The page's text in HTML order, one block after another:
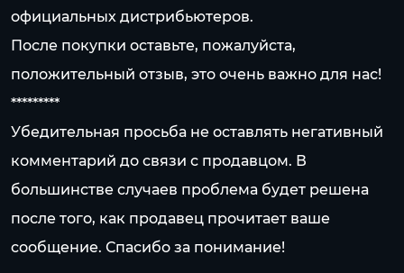
официальных дистрибьютеров.
После покупки оставьте, пожалуйста,
положительный отзыв, это очень важно для нас!
*********
Убедительная просьба не оставлять негативный
комментарий до связи с продавцом. В
большинстве случаев проблема будет решена
после того, как продавец прочитает ваше
сообщение. Спасибо за понимание!